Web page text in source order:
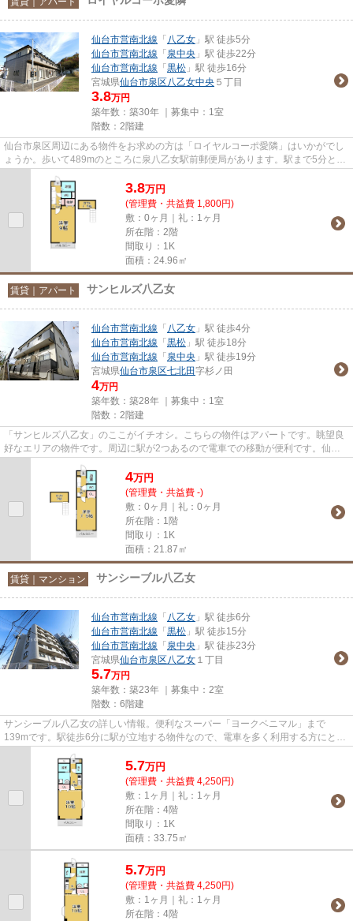
仙台市営南北線 「 八乙女 」駅 徒歩5分
仙台市営南北線 「 泉中央 」駅 徒歩22分
仙台市営南北線 「 黒松 」駅 徒歩16分
宮城県仙台市泉区八乙女中央 ５丁目
3.8万円
築年数：築30年 ｜募集中： 1室
階数：2階建
仙台市泉区周辺にある物件をお求めの方は「ロイヤルコーポ愛隣」はいかがでし
ょうか。歩いて489mのところに泉八乙女駅前郵便局があります。駅まで5分と、
3.8万円
(管理費・共益費 1,800円)
敷：0ヶ月｜礼：1ヶ月
所在階：2階
間取り：1K
面積：24.96㎡
賃貸｜アパート サンヒルズ八乙女
仙台市営南北線 「 八乙女 」駅 徒歩4分
仙台市営南北線 「 黒松 」駅 徒歩18分
仙台市営南北線 「 泉中央 」駅 徒歩19分
宮城県仙台市泉区七北田字杉ノ田
4万円
築年数：築28年 ｜募集中： 1室
階数：2階建
「サンヒルズ八乙女」のここがイチオシ。こちらの物件はアパートです。眺望良
好なエリアの物件です。周辺に駅が2つあるので電車での移動が便利です。仙台
4万円
(管理費・共益費 -)
敷：0ヶ月｜礼：0ヶ月
所在階：1階
間取り：1K
面積：21.87㎡
賃貸｜マンション サンシーブル八乙女
仙台市営南北線 「 八乙女 」駅 徒歩6分
仙台市営南北線 「 黒松 」駅 徒歩15分
仙台市営南北線 「 泉中央 」駅 徒歩23分
宮城県仙台市泉区八乙女 １丁目
5.7万円
築年数：築23年 ｜募集中： 2室
階数：6階建
サンシーブル八乙女の詳しい情報。便利なスーパー「ヨークベニマル」まで
139mです。駅徒歩6分に駅が立地する物件なので、電車を多く利用する方にとっ
5.7万円
(管理費・共益費 4,250円)
敷：1ヶ月｜礼：1ヶ月
所在階：4階
間取り：1K
面積：33.75㎡
5.7万円
(管理費・共益費 4,250円)
敷：1ヶ月｜礼：1ヶ月
所在階：4階